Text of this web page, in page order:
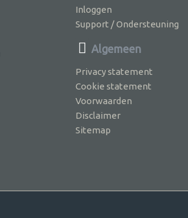
Inloggen
Support / Ondersteuning
Algemeen
Privacy statement
Cookie statement
Voorwaarden
Disclaimer
Sitemap